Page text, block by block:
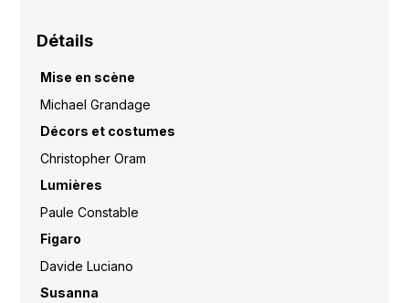
Détails
Mise en scène
Michael Grandage
Décors et costumes
Christopher Oram
Lumières
Paule Constable
Figaro
Davide Luciano
Susanna